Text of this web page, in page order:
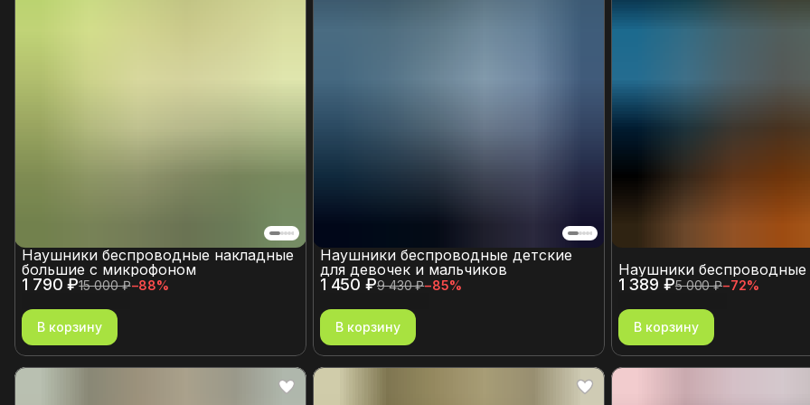
1 790 ₽15 000 ₽−88%
Наушники беспроводные накладные
большие с микрофоном
В корзину
1 450 ₽9 430 ₽−85%
Наушники беспроводные детские
для девочек и мальчиков
В корзину
1 389 ₽5 000 ₽−72%
Наушники беспроводные
В корзину